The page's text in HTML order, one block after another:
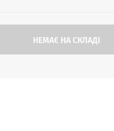
НЕМАЄ НА СКЛАДІ